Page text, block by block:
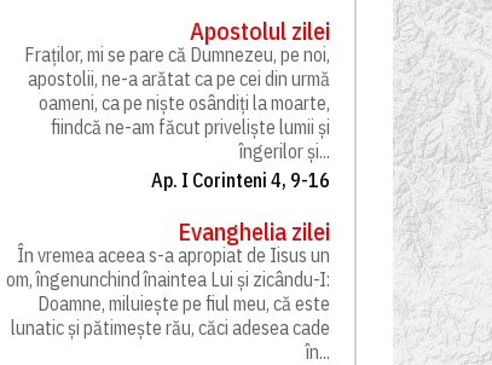
Apostolul zilei
Fraților, mi se pare că Dumnezeu, pe noi,
apostolii, ne-a arătat ca pe cei din urmă
oameni, ca pe niște osândiți la moarte,
fiindcă ne-am făcut priveliște lumii și
îngerilor și...
Ap. I Corinteni 4, 9-16
Evanghelia zilei
În vremea aceea s-a apropiat de Iisus un
om, îngenunchind înaintea Lui și zicându-I:
Doamne, miluiește pe fiul meu, că este
lunatic și pătimește rău, căci adesea cade
în...